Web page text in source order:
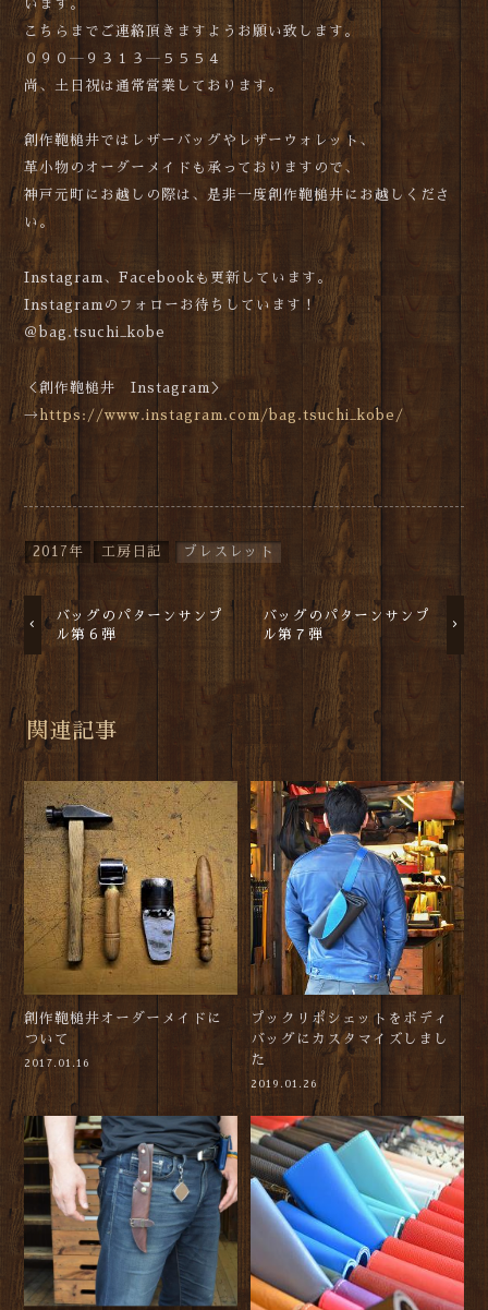
います。
こちらまでご連絡頂きますようお願い致します。
０９０―９３１３―５５５４
尚、土日祝は通常営業しております。
創作鞄槌井ではレザーバッグやレザーウォレット、
革小物のオーダーメイドも承っておりますので、
神戸元町にお越しの際は、是非一度創作鞄槌井にお越しくださ
い。
Instagram、Facebookも更新しています。
Instagramのフォローお待ちしています！
＠bag.tsuchi_kobe
＜創作鞄槌井 Instagram＞
→ https://www.instagram.com/bag.tsuchi_kobe/
2017年 工房日記 ブレスレット
バッグのパターンサンプ
ル第６弾
バッグのパターンサンプ
ル第７弾
関連記事
創作鞄槌井オーダーメイドに
ついて
2017.01.16
プックリポシェットをボディ
バッグにカスタマイズしまし
た
2019.01.26